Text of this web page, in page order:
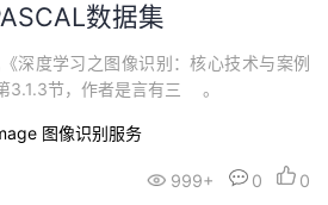
——3.1.3 PASCAL数据集
深度学习之图像识别：核心技术与案例
节，作者是言有三 。
图像识别服务
999+ 0 0